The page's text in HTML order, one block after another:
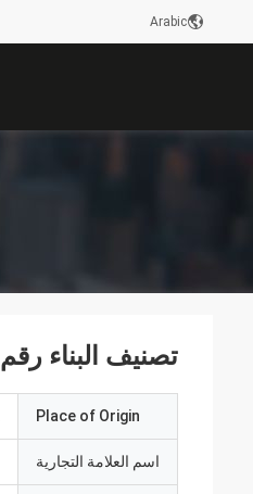
Arabic
تصنيف البناء رقم 4 صفيحة الفولاذ المقاوم للصدأ مطاطية باردة
Place of Origin
اسم العلامة التجارية